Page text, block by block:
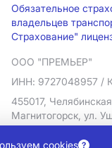
Обязательное
владельцев
Страхование"
ООО "ПРЕМЬЕР"
ИНН: 9727048957 /
455017,
Магнитогорск, ул.
Политика в
cookies